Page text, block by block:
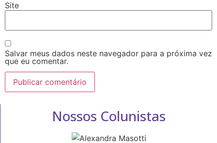
Site
Salvar meus dados neste navegador para a próxima vez
que eu comentar.
Nossos Colunistas